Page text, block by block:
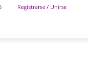
Registrarse / Unirse